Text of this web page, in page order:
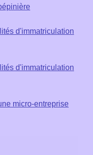
d'immatriculation
d'immatriculation
micro-entreprise